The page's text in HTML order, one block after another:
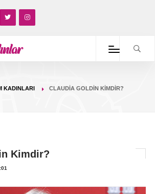
KADINLARI CLAUDIA GOLDIN KIMDIR?
Kimdir?